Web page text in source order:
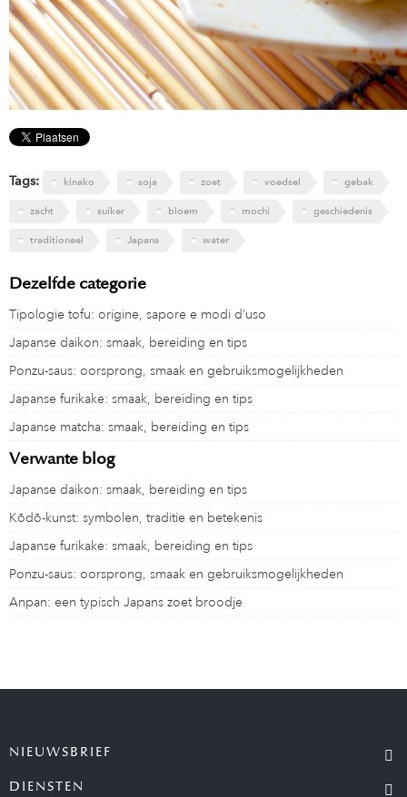
Tags: kinako soja zoet voedsel gebak
zacht suiker bloem mochi geschiedenis
traditioneel Japans water
Dezelfde categorie
Tipologie tofu: origine, sapore e modi d’uso
Japanse daikon: smaak, bereiding en tips
Ponzu-saus: oorsprong, smaak en gebruiksmogelijkheden
Japanse furikake: smaak, bereiding en tips
Japanse matcha: smaak, bereiding en tips
Verwante blog
Japanse daikon: smaak, bereiding en tips
Kōdō-kunst: symbolen, traditie en betekenis
Japanse furikake: smaak, bereiding en tips
Ponzu-saus: oorsprong, smaak en gebruiksmogelijkheden
Anpan: een typisch Japans zoet broodje
NIEUWSBRIEF
DIENSTEN